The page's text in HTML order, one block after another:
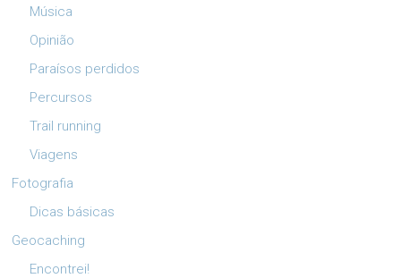
Música
Opinião
Paraísos perdidos
Percursos
Trail running
Viagens
Fotografia
Dicas básicas
Geocaching
Encontrei!